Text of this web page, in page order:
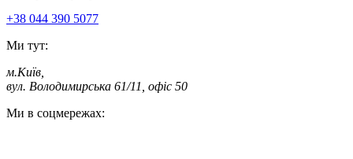
+38 044 390 5077
Ми тут:
м.Київ
вул. Володимирська 61/11, офіс 50
Ми в соцмережах: